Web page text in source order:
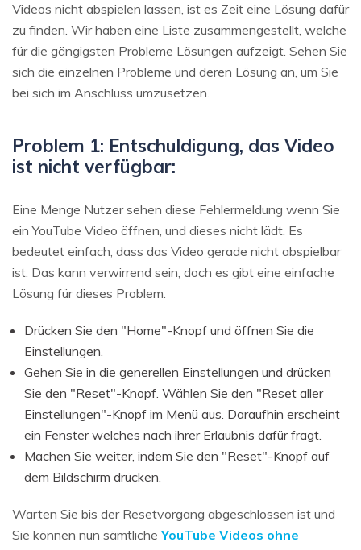
Videos nicht abspielen lassen, ist es Zeit eine Lösung dafür
zu finden. Wir haben eine Liste zusammengestellt, welche
für die gängigsten Probleme Lösungen aufzeigt. Sehen Sie
sich die einzelnen Probleme und deren Lösung an, um Sie
bei sich im Anschluss umzusetzen.
Problem 1: Entschuldigung, das Video
ist nicht verfügbar:
Eine Menge Nutzer sehen diese Fehlermeldung wenn Sie
ein YouTube Video öffnen, und dieses nicht lädt. Es
bedeutet einfach, dass das Video gerade nicht abspielbar
ist. Das kann verwirrend sein, doch es gibt eine einfache
Lösung für dieses Problem.
Drücken Sie den "Home"-Knopf und öffnen Sie die
Einstellungen.
Gehen Sie in die generellen Einstellungen und drücken
Sie den "Reset"-Knopf. Wählen Sie den "Reset aller
Einstellungen"-Knopf im Menü aus. Daraufhin erscheint
ein Fenster welches nach ihrer Erlaubnis dafür fragt.
Machen Sie weiter, indem Sie den "Reset"-Knopf auf
dem Bildschirm drücken.
Warten Sie bis der Resetvorgang abgeschlossen ist und
Sie können nun sämtlicheYouTube Videos ohne